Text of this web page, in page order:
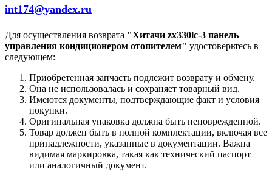
int174@yandex.ru
Для осуществления возврата "Хитачи zx330lc-3 панель
управления кондиционером отопителем" удостоверьтесь в
следующем:
Приобретенная запчасть подлежит возврату и обмену.
Она не использовалась и сохраняет товарный вид.
Имеются документы, подтверждающие факт и условия
покупки.
Оригинальная упаковка должна быть неповрежденной.
Товар должен быть в полной комплектации, включая все
принадлежности, указанные в документации. Важна
видимая маркировка, такая как технический паспорт
или аналогичный документ.